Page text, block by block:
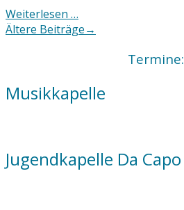
Weiterlesen …
Posts
Ältere Beiträge→
Termine:
Musikkapelle
Jugendkapelle Da Capo